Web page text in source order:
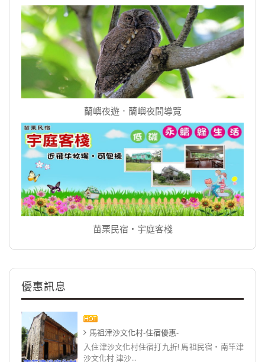
蘭嶼夜遊．蘭嶼夜間導覽
苗栗民宿‧宇庭客棧
優惠訊息
馬祖津沙文化村-住宿優惠-
入住津沙文化村住宿打九折! 馬祖民宿‧南竿津
沙文化村 津沙...